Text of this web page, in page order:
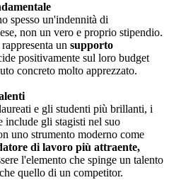
spesso un'indennità di
non un vero e proprio stipendio.
un supporto
positivamente sul loro budget
concreto molto apprezzato.
e gli studenti più brillanti, i
include gli stagisti nel suo
uno strumento moderno come
di lavoro più attraente,
l'elemento che spinge un talento
quello di un competitor.